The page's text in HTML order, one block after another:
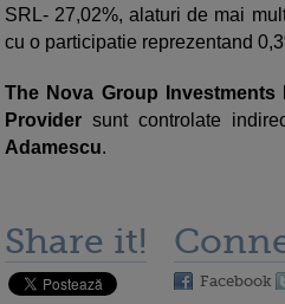
SRL- 27,02%, alaturi de mai
cu o participatie reprezentand
The Nova Group Investments
Provider sunt controlate
Adamescu.
Share it!
Facebook